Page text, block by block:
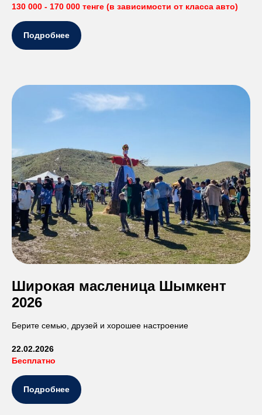
130 000 - 170 000 тенге (в зависимости от класса авто)
Подробнее
Широкая масленица Шымкент
2026
Берите семью, друзей и хорошее настроение
22.02.2026
Бесплатно
Подробнее